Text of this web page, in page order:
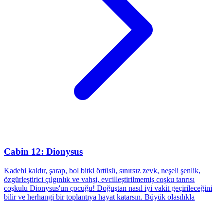
Cabin 12: Dionysus
Kadehi kaldır, şarap, bol bitki örtüsü, sınırsız zevk, neşeli şenlik,
özgürleştirici çılgınlık ve vahşi, evcilleştirilmemiş coşku tanrısı
coşkulu Dionysus'un çocuğu! Doğuştan nasıl iyi vakit geçirileceğini
bilir ve herhangi bir toplantıya hayat katarsın. Büyük olasılıkla